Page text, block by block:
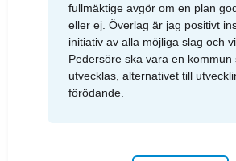
fullmäktige avgör om en plan
eller ej. Överlag är jag positivt
initiativ av alla möjliga slag och
Pedersöre ska vara en kommun
utvecklas, alternativet till
förödande.